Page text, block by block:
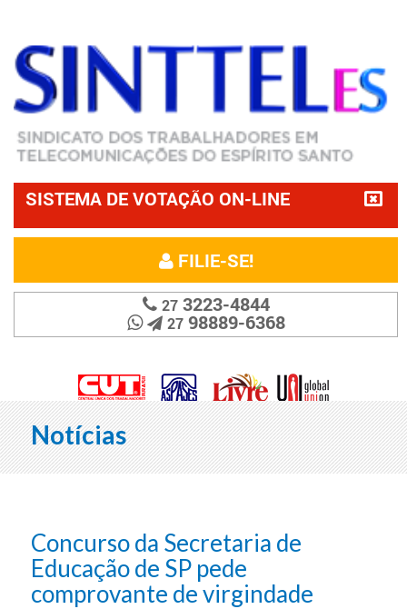
SISTEMA DE VOTAÇÃO ON-LINE
FILIE-SE!
273223-4844
2798889-6368
Notícias
Concurso da Secretaria de
Educação de SP pede
comprovante de virgindade